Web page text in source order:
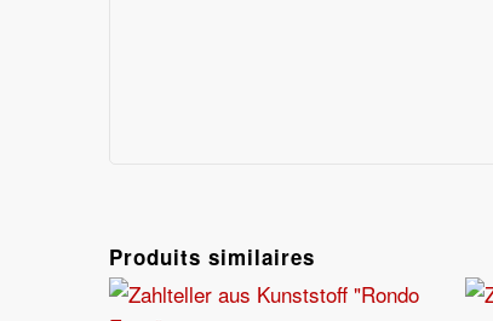
Produits similaires